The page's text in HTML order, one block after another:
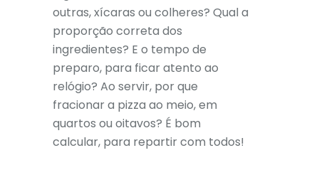
outras, xícaras ou colheres? Qual a
proporção correta dos
ingredientes? E o tempo de
preparo, para ficar atento ao
relógio? Ao servir, por que
fracionar a pizza ao meio, em
quartos ou oitavos? É bom
calcular, para repartir com todos!